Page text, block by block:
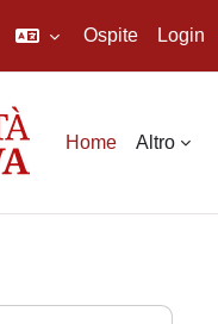
Ospite Login
Home Altro